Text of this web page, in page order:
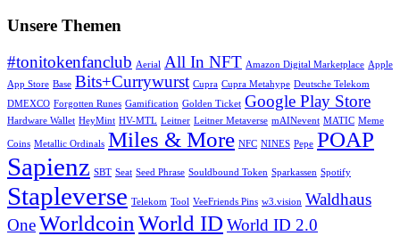
Unsere Themen
#tonitokenfanclub Aerial All In NFT Amazon Digital Marketplace Apple
App Store Base Bits+Currywurst Cupra Cupra Metahype Deutsche Telekom
DMEXCO Forgotten Runes Gamification Golden Ticket Google Play Store
Hardware Wallet HeyMint HV-MTL Leitner Leitner Metaverse mAINevent MATIC Meme
Coins Metallic Ordinals Miles & More NFC NINES Pepe POAP
Sapienz SBT Seat Seed Phrase Souldbound Token Sparkassen Spotify
Stapleverse Telekom Tool VeeFriends Pins w3.vision Waldhaus
OneWorldcoin World ID World ID 2.0